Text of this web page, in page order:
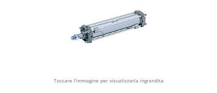
Toccare l'immagine per visualizzarla ingrandita